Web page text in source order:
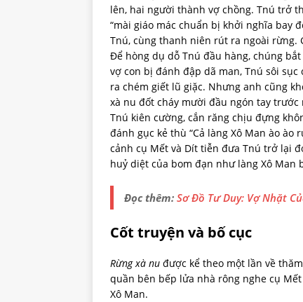
lên, hai người thành vợ chồng. Tnú trở
“mài giáo mác chuẩn bị khởi nghĩa bay
Tnú, cùng thanh niên rút ra ngoài rừng.
Để hòng dụ dỗ Tnú đầu hàng, chúng
vợ con bị đánh đập dã man, Tnú sôi
ra chém giết lũ giặc. Nhưng anh cũng
xà nu đốt cháy mười đầu ngón tay trước
Tnú kiên cường, cắn răng chịu đựng
đánh gục kẻ thù “Cả làng Xô Man ào
cảnh cụ Mết và Dít tiễn đưa Tnú trở lại
huỷ diệt của bom đạn như làng Xô Man
Đọc thêm: Sơ Đồ Tư Duy: Vợ Nhặt
Cốt truyện và bố cục
Rừng xà nu được kể theo một lần về
quần bên bếp lửa nhà rông nghe cụ
Xô Man.